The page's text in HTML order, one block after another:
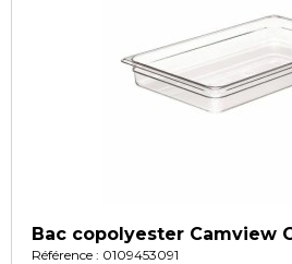
Bac copolyester Camview
Référence : 0109453091